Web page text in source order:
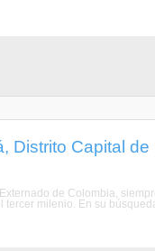
Distrito Capital de
de Colombia,
milenio. En su